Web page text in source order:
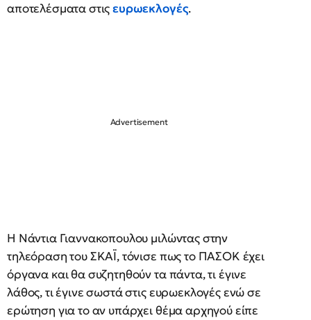
αποτελέσματα στιςευρωεκλογές.
Η Νάντια Γιαννακοπουλου μιλώντας στην
τηλεόραση του ΣΚΑΪ, τόνισε πως το ΠΑΣΟΚ έχει
όργανα και θα συζητηθούν τα πάντα, τι έγινε
λάθος, τι έγινε σωστά στις ευρωεκλογές ενώ σε
ερώτηση για το αν υπάρχει θέμα αρχηγού είπε